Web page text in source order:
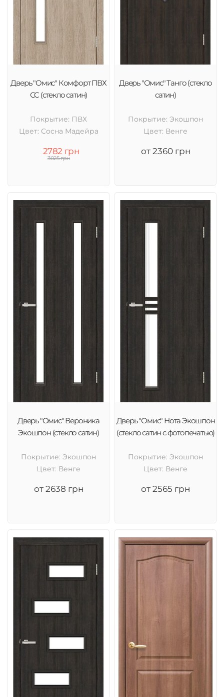
Дверь "Омис" Комфорт ПВХ
СС (стекло сатин)
Покрытие: ПВХ
Цвет: Cосна Мадейра
2782 грн
3025 грн
Дверь "Омис" Танго (стекло
сатин)
Покрытие: Экошпон
Цвет: Венге
от 2360 грн
Дверь "Омис" Вероника
Экошпон (стекло сатин)
Покрытие: Экошпон
Цвет: Венге
от 2638 грн
Дверь "Омис" Нота Экошпон
(стекло сатин с фотопечатью)
Покрытие: Экошпон
Цвет: Венге
от 2565 грн